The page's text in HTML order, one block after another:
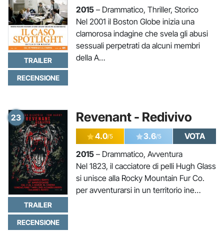
TRAILER
RECENSIONE
2015 – Drammatico, Thriller, Storico
Nel 2001 il Boston Globe inizia una
clamorosa indagine che svela gli abusi
sessuali perpetrati da alcuni membri
della A…
23 Revenant - Redivivo
TRAILER
RECENSIONE
4.0/5 3.6/5
VOTA
2015 – Drammatico, Avventura
Nel 1823, il cacciatore di pelli Hugh Glass
si unisce alla Rocky Mountain Fur Co.
per avventurarsi in un territorio ine…